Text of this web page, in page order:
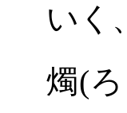
いく
燭(